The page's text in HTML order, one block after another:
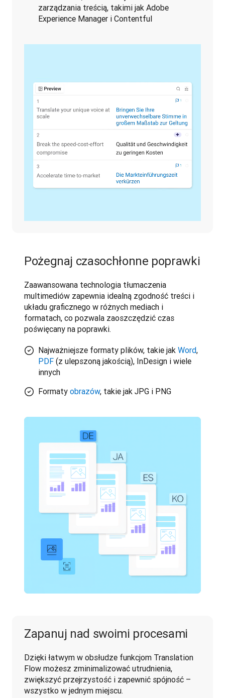
zarządzania treścią, takimi jak Adobe
Experience Manager i Contentful
Pożegnaj czasochłonne poprawki
Zaawansowana technologia tłumaczenia
multimediów zapewnia idealną zgodność treści i
układu graficznego w różnych mediach i
formatach, co pozwala zaoszczędzić czas
poświęcany na poprawki.
Najważniejsze formaty plików, takie jak Word,
PDF (z ulepszoną jakością), InDesign i wiele
innych
Formaty obrazów, takie jak JPG i PNG
Zapanuj nad swoimi procesami
Dzięki łatwym w obsłudze funkcjom Translation
Flow możesz zminimalizować utrudnienia,
zwiększyć przejrzystość i zapewnić spójność –
wszystko w jednym miejscu.